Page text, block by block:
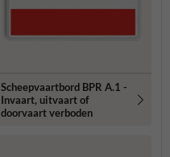
Scheepvaartbord BPR A.1 -
Invaart, uitvaart of
doorvaart verboden